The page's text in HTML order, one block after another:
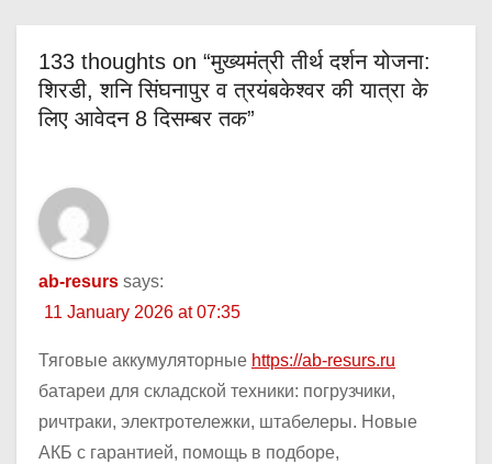
133 thoughts on “मुख्यमंत्री तीर्थ दर्शन योजना:
शिरडी, शनि सिंघनापुर व त्रयंबकेश्वर की यात्रा के
लिए आवेदन 8 दिसम्बर तक”
ab-resurs says:
11 January 2026 at 07:35
Тяговые аккумуляторные https://ab-resurs.ru
батареи для складской техники: погрузчики,
ричтраки, электротележки, штабелеры. Новые
АКБ с гарантией, помощь в подборе,